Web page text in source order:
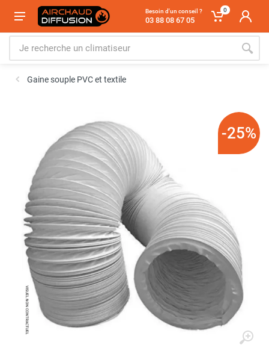
Besoin d'un conseil ?
03 88 08 67 05
0
Gaine souple PVC et textile
-25%